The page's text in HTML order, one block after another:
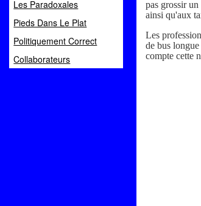
Les Paradoxales
Pieds Dans Le Plat
Politiquement Correct
Collaborateurs
pas grossir
ainsi qu'aux
Les
de bus
compte cette